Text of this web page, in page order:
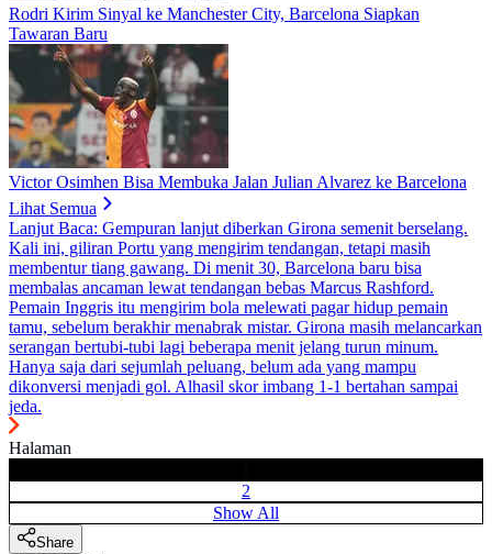
Rodri Kirim Sinyal ke Manchester City, Barcelona Siapkan
Tawaran Baru
Victor Osimhen Bisa Membuka Jalan Julian Alvarez ke Barcelona
Lihat Semua
Lanjut Baca: Gempuran lanjut diberkan Girona semenit berselang.
Kali ini, giliran Portu yang mengirim tendangan, tetapi masih
membentur tiang gawang. Di menit 30, Barcelona baru bisa
membalas ancaman lewat tendangan bebas Marcus Rashford.
Pemain Inggris itu mengirim bola melewati pagar hidup pemain
tamu, sebelum berakhir menabrak mistar. Girona masih melancarkan
serangan bertubi-tubi lagi beberapa menit jelang turun minum.
Hanya saja dari sejumlah peluang, belum ada yang mampu
dikonversi menjadi gol. Alhasil skor imbang 1-1 bertahan sampai
jeda.
Halaman
2
Show All
Share